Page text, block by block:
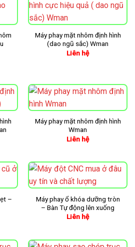
Máy phay mặt nhôm định hình
(dao ngũ sắc) Wman
Liên hệ
Máy phay mặt nhôm định hình
Wman
Liên hệ
–
Máy phay ổ khóa dưỡng tròn
– Bàn Tự động lên xuống
Liên hệ